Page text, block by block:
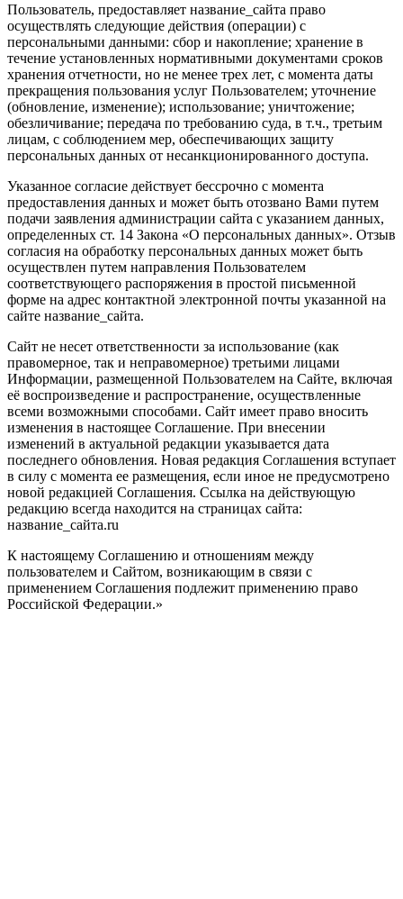
Пользователь, предоставляет название_сайта право
осуществлять следующие действия (операции) с
персональными данными: сбор и накопление; хранение в
течение установленных нормативными документами сроков
хранения отчетности, но не менее трех лет, с момента даты
прекращения пользования услуг Пользователем; уточнение
(обновление, изменение); использование; уничтожение;
обезличивание; передача по требованию суда, в т.ч., третьим
лицам, с соблюдением мер, обеспечивающих защиту
персональных данных от несанкционированного доступа.
Указанное согласие действует бессрочно с момента
предоставления данных и может быть отозвано Вами путем
подачи заявления администрации сайта с указанием данных,
определенных ст. 14 Закона «О персональных данных». Отзыв
согласия на обработку персональных данных может быть
осуществлен путем направления Пользователем
соответствующего распоряжения в простой письменной
форме на адрес контактной электронной почты указанной на
сайте название_сайта.
Сайт не несет ответственности за использование (как
правомерное, так и неправомерное) третьими лицами
Информации, размещенной Пользователем на Сайте, включая
её воспроизведение и распространение, осуществленные
всеми возможными способами. Сайт имеет право вносить
изменения в настоящее Соглашение. При внесении
изменений в актуальной редакции указывается дата
последнего обновления. Новая редакция Соглашения вступает
в силу с момента ее размещения, если иное не предусмотрено
новой редакцией Соглашения. Ссылка на действующую
редакцию всегда находится на страницах сайта:
название_сайта.ru
К настоящему Соглашению и отношениям между
пользователем и Сайтом, возникающим в связи с
применением Соглашения подлежит применению право
Российской Федерации.»